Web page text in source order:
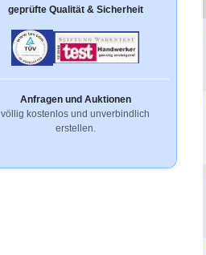
geprüfte Qualität & Sicherheit
Anfragen und Auktionen
völlig kostenlos und unverbindlich
erstellen.